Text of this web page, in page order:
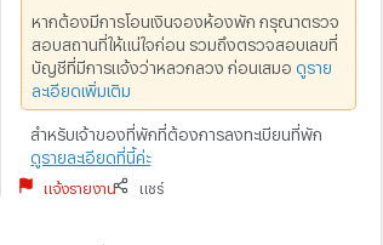
หากต้องมีการโอนเงินจองห้องพัก กรุณาตรวจ
สอบสถานที่ให้แน่ใจก่อน รวมถึงตรวจสอบเลขที่
บัญชีที่มีการแจ้งว่าหลวกลวง ก่อนเสมอ ดูราย
ละเอียดเพิ่มเติม
สำหรับเจ้าของที่พักที่ต้องการลงทะเบียนที่พัก
ดูรายละเอียดที่นี้ค่ะ
แจ้งรายงาน แชร์